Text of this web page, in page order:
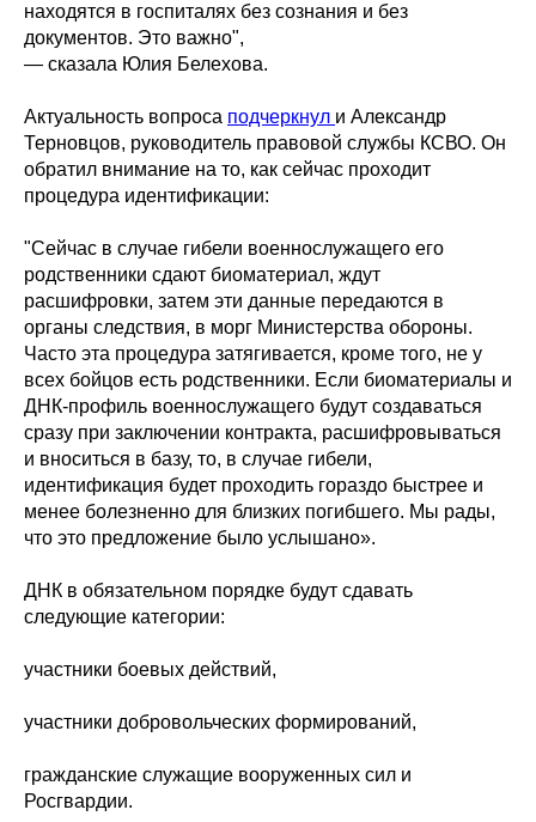
находятся в госпиталях без сознания и без
документов. Это важно",
— сказала Юлия Белехова.
Актуальность вопроса подчеркнул и Александр
Терновцов, руководитель правовой службы КСВО. Он
обратил внимание на то, как сейчас проходит
процедура идентификации:
"Сейчас в случае гибели военнослужащего его
родственники сдают биоматериал, ждут
расшифровки, затем эти данные передаются в
органы следствия, в морг Министерства обороны.
Часто эта процедура затягивается, кроме того, не у
всех бойцов есть родственники. Если биоматериалы и
ДНК-профиль военнослужащего будут создаваться
сразу при заключении контракта, расшифровываться
и вноситься в базу, то, в случае гибели,
идентификация будет проходить гораздо быстрее и
менее болезненно для близких погибшего. Мы рады,
что это предложение было услышано».
ДНК в обязательном порядке будут сдавать
следующие категории:
участники боевых действий,
участники добровольческих формирований,
гражданские служащие вооруженных сил и
Росгвардии.